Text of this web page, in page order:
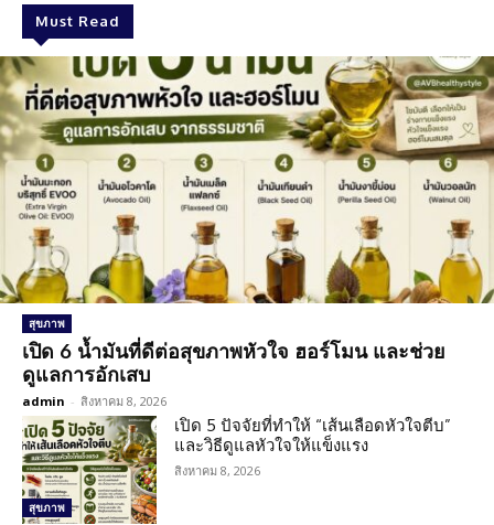
Must Read
สุขภาพ
เปิด 6 น้ำมันที่ดีต่อสุขภาพหัวใจ ฮอร์โมน และช่วย
ดูแลการอักเสบ
admin - สิงหาคม 8, 2026
สุขภาพ
เปิด 5 ปัจจัยที่ทำให้ “เส้นเลือดหัวใจตีบ”
และวิธีดูแลหัวใจให้แข็งแรง
สิงหาคม 8, 2026